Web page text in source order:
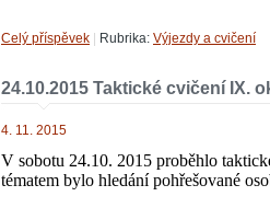
Celý příspěvek | Rubrika: Výjezdy a cvičení
24.10.2015 Taktické cvičení IX.
4. 11. 2015
V sobotu 24.10. 2015 proběhlo
tématem bylo hledání pohřešované